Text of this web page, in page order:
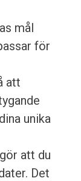
mål
för
att
unika
att du
Det